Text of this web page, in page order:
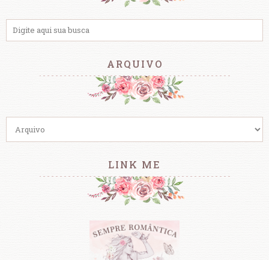
ARQUIVO
LINK ME